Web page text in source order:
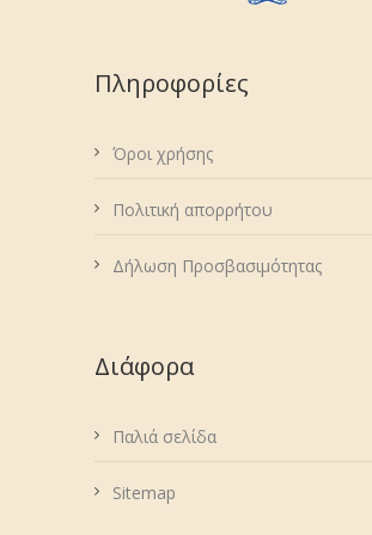
Πληροφορίες
Όροι χρήσης
Πολιτική απορρήτου
Δήλωση Προσβασιμότητας
Διάφορα
Παλιά σελίδα
Sitemap